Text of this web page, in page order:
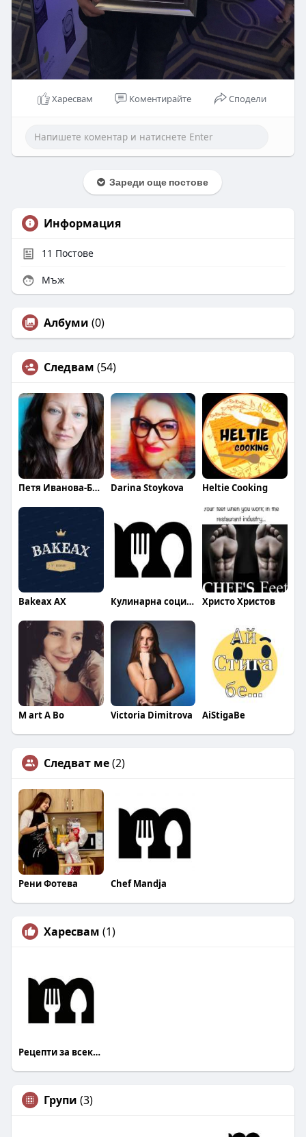
Харесвам Коментирайте Сподели
Зареди още постове
Информация
11 Постове
Мъж
Албуми (0)
Следвам (54)
Петя Иванова-Благоева Darina Stoykova Heltie Cooking
Bakeax AX Кулинарна социална мрежа Mandja Христо Христов
M art A Bo Victoria Dimitrova AiStigaBe
Следват ме(2)
Рени Фотева Chef Mandja
Харесвам (1)
Рецепти за всеки Mandja.bg
Групи (3)